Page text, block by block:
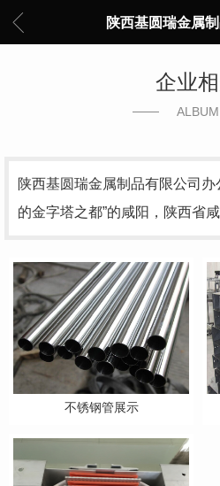
陕西基圆瑞金属
企业
ALBUM
陕西基圆瑞金属制品有限公司办
的金字塔之都”的咸阳，陕西省
不锈钢管展示